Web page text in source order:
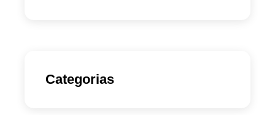
Categorias